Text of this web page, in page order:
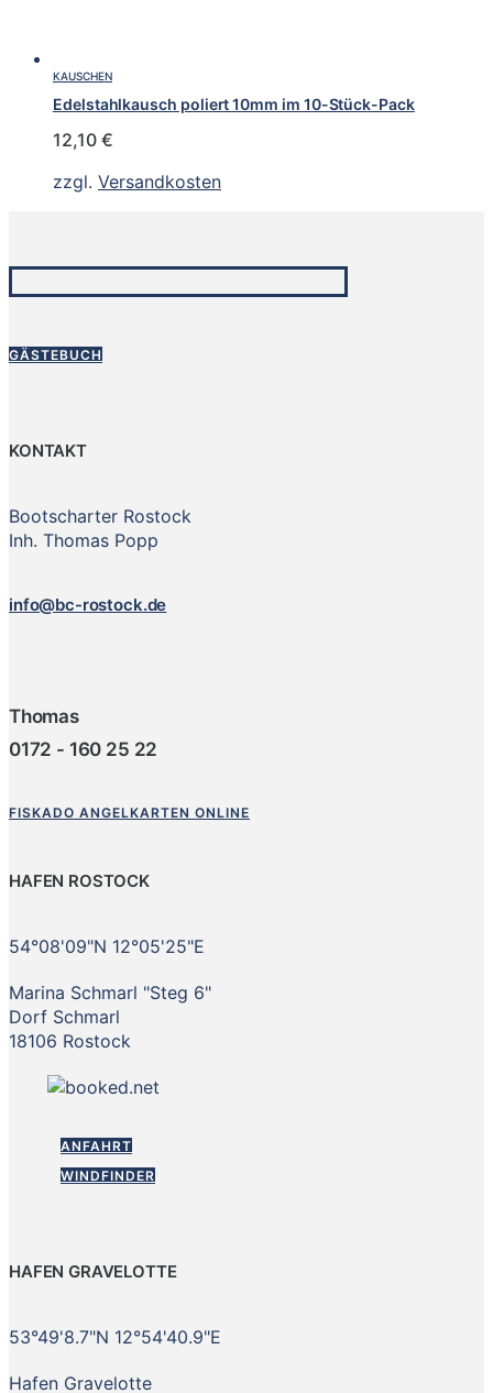
KAUSCHEN
Edelstahlkausch poliert 10mm im 10-Stück-Pack
12,10 €
zzgl. Versandkosten
GÄSTEBUCH
KONTAKT
Bootscharter Rostock
Inh. Thomas Popp
info@bc-rostock.de
Thomas
0172 - 160 25 22
FISKADO ANGELKARTEN ONLINE
HAFEN ROSTOCK
54°08'09"N 12°05'25"E
Marina Schmarl "Steg 6"
Dorf Schmarl
18106 Rostock
ANFAHRT
WINDFINDER
HAFEN GRAVELOTTE
53°49'8.7"N 12°54'40.9"E
Hafen Gravelotte